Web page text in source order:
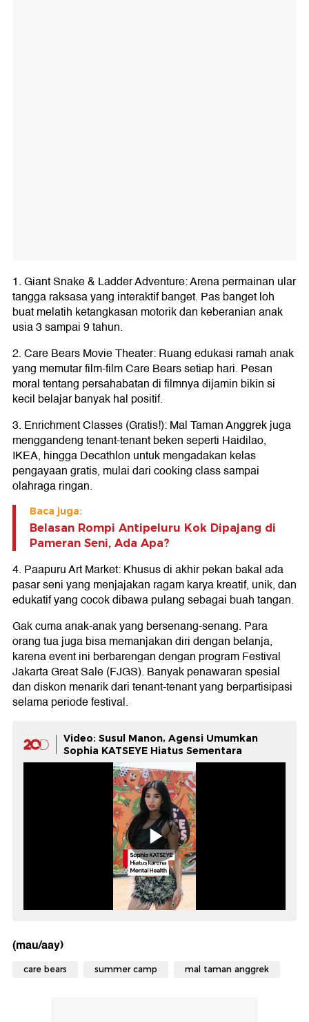
1. Giant Snake & Ladder Adventure: Arena permainan ular
tangga raksasa yang interaktif banget. Pas banget loh
buat melatih ketangkasan motorik dan keberanian anak
usia 3 sampai 9 tahun.
2. Care Bears Movie Theater: Ruang edukasi ramah anak
yang memutar film-film Care Bears setiap hari. Pesan
moral tentang persahabatan di filmnya dijamin bikin si
kecil belajar banyak hal positif.
3. Enrichment Classes (Gratis!): Mal Taman Anggrek juga
menggandeng tenant-tenant beken seperti Haidilao,
IKEA, hingga Decathlon untuk mengadakan kelas
pengayaan gratis, mulai dari cooking class sampai
olahraga ringan.
Baca juga:
Belasan Rompi Antipeluru Kok Dipajang di
Pameran Seni, Ada Apa?
4. Paapuru Art Market: Khusus di akhir pekan bakal ada
pasar seni yang menjajakan ragam karya kreatif, unik, dan
edukatif yang cocok dibawa pulang sebagai buah tangan.
Gak cuma anak-anak yang bersenang-senang. Para
orang tua juga bisa memanjakan diri dengan belanja,
karena event ini berbarengan dengan program Festival
Jakarta Great Sale (FJGS). Banyak penawaran spesial
dan diskon menarik dari tenant-tenant yang berpartisipasi
selama periode festival.
Video: Susul Manon, Agensi Umumkan
Sophia KATSEYE Hiatus Sementara
(mau/aay)
care bears summer camp mal taman anggrek